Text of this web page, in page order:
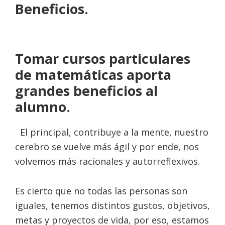
Beneficios.
Tomar cursos particulares
de matemáticas aporta
grandes beneficios al
alumno.
El principal, contribuye a la mente, nuestro
cerebro se vuelve más ágil y por ende, nos
volvemos más racionales y autorreflexivos.
Es cierto que no todas las personas son
iguales, tenemos distintos gustos, objetivos,
metas y proyectos de vida, por eso, estamos